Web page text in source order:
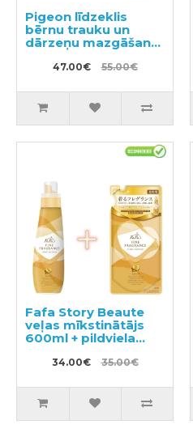
Pigeon līdzeklis
bērnu trauku un
dārzeņu mazgāšanai
ar dozatoru 800ml +
pildviela 1.4l
47.00€ 55.00€
Fafa Story Beaute
veļas mīkstinātājs
600ml + pildviela
34.00€ 35.00€